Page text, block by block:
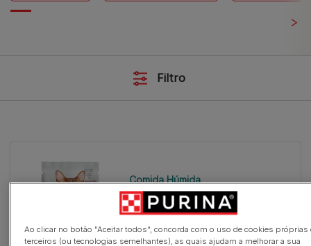
Filtro
Comida Húmida
PRO PLAN Adulto Digestão
Delicada com Peru em Molho
(0)
Ao clicar no botão "Aceitar todos", concorda com o uso de cookies próprias
terceiros (ou tecnologias semelhantes), as quais ajudam a melhorar a sua